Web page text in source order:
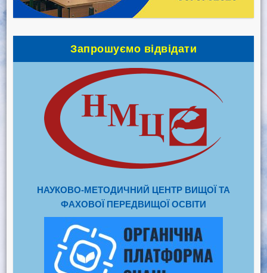
Запрошуємо відвідати
НАУКОВО-МЕТОДИЧНИЙ ЦЕНТР ВИЩОЇ ТА
ФАХОВОЇ ПЕРЕДВИЩОЇ ОСВІТИ